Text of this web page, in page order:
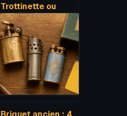
Trottinette ou
patinette : 3
critères
techniques pour
choisir le modèle
adapté